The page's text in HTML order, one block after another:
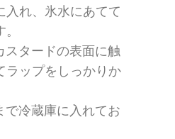
入れ、氷水にあてて
スタードの表面に触
ラップをしっかりか
で冷蔵庫に入れてお